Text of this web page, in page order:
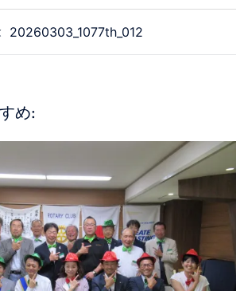
20260303_1077th_012
め: